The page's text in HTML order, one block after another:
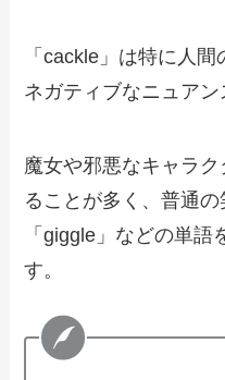
「cackle」は特に人
ネガティブなニュアン
魔女や邪悪なキャラ
ることが多く、普通
「giggle」などの単
す。